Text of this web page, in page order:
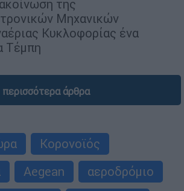
της
Μηχανικών
Κυκλοφορίας ένα
Τέμπη
περισσότερα άρθρα
Κορονοϊός
Aegean
αεροδρόμιο